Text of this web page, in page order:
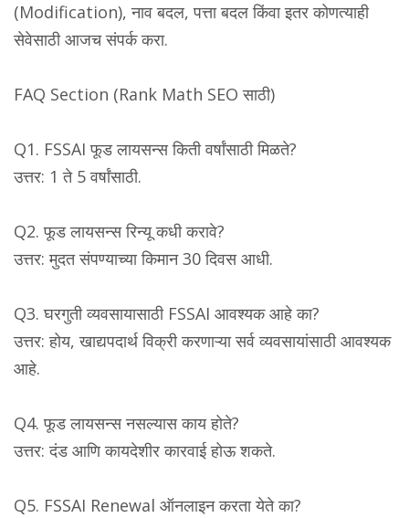
(Modification), नाव बदल, पत्ता बदल किंवा इतर कोणत्याही
सेवेसाठी आजच संपर्क करा.
FAQ Section (Rank Math SEO साठी)
Q1. FSSAI फूड लायसन्स किती वर्षांसाठी मिळते?
उत्तर: 1 ते 5 वर्षांसाठी.
Q2. फूड लायसन्स रिन्यू कधी करावे?
उत्तर: मुदत संपण्याच्या किमान 30 दिवस आधी.
Q3. घरगुती व्यवसायासाठी FSSAI आवश्यक आहे का?
उत्तर: होय, खाद्यपदार्थ विक्री करणाऱ्या सर्व व्यवसायांसाठी आवश्यक
आहे.
Q4. फूड लायसन्स नसल्यास काय होते?
उत्तर: दंड आणि कायदेशीर कारवाई होऊ शकते.
Q5. FSSAI Renewal ऑनलाइन करता येते का?